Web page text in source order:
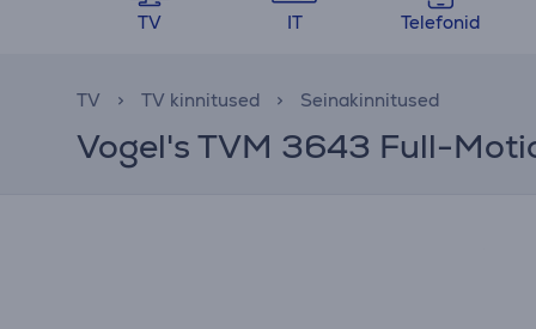
TV IT Telefonid
TV TV kinnitused Seinakinnitused
Vogel's TVM 3643 Full-